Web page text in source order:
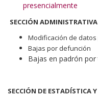
presencialmente
SECCIÓN ADMINISTRATIVA
Modificación de
Bajas por defunción
Bajas en padrón
SECCIÓN DE ESTADÍSTICA